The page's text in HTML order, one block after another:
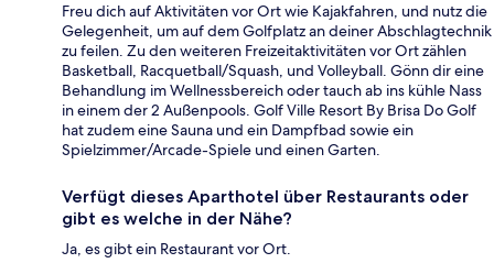
Freu dich auf Aktivitäten vor Ort wie Kajakfahren, und nutz die
Gelegenheit, um auf dem Golfplatz an deiner Abschlagtechnik
zu feilen. Zu den weiteren Freizeitaktivitäten vor Ort zählen
Basketball, Racquetball/Squash, und Volleyball. Gönn dir eine
Behandlung im Wellnessbereich oder tauch ab ins kühle Nass
in einem der 2 Außenpools. Golf Ville Resort By Brisa Do Golf
hat zudem eine Sauna und ein Dampfbad sowie ein
Spielzimmer/Arcade-Spiele und einen Garten.
Verfügt dieses Aparthotel über Restaurants oder
gibt es welche in der Nähe?
Ja, es gibt ein Restaurant vor Ort.